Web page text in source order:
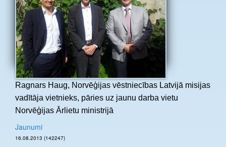
Ragnars Haug, Norvēģijas vēstniecības Latvijā misijas
vadītāja vietnieks, pāries uz jaunu darba vietu
Norvēģijas Ārlietu ministrijā
Jaunumi
16.08.2013 (142247)